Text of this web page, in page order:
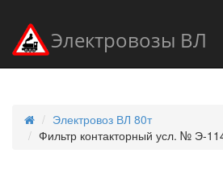
Электровозы ВЛ
Электровоз ВЛ 80т
Фильтр контакторный усл. № Э-